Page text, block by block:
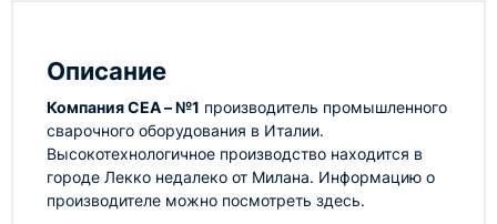
Описание
Компания СЕА – №1 производитель промышленного
сварочного оборудования в Италии.
Высокотехнологичное производство находится в
городе Лекко недалеко от Милана. Информацию о
производителе можно посмотреть здесь.